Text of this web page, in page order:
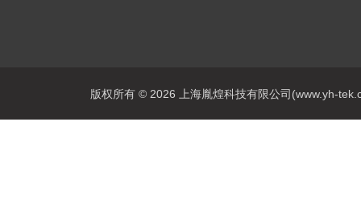
版权所有 © 2026 上海胤煌科技有限公司(www.yh-